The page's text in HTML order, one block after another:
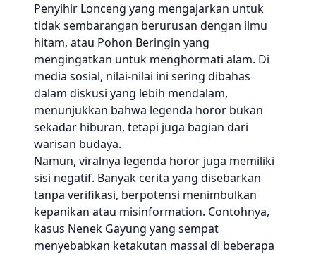
Penyihir Lonceng yang mengajarkan untuk
tidak sembarangan berurusan dengan ilmu
hitam, atau Pohon Beringin yang
mengingatkan untuk menghormati alam. Di
media sosial, nilai-nilai ini sering dibahas
dalam diskusi yang lebih mendalam,
menunjukkan bahwa legenda horor bukan
sekadar hiburan, tetapi juga bagian dari
warisan budaya.
Namun, viralnya legenda horor juga memiliki
sisi negatif. Banyak cerita yang disebarkan
tanpa verifikasi, berpotensi menimbulkan
kepanikan atau misinformation. Contohnya,
kasus Nenek Gayung yang sempat
menyebabkan ketakutan massal di beberapa